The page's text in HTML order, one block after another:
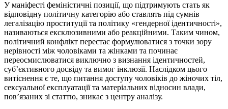
У маніфесті феміністичні позиції, що підтримують стать як
відповідну політичну категорію або ставлять під сумнів
легалізацію проституції та політику «гендерної ідентичності»,
називаються ексклюзивними або реакційними. Таким чином,
політичний конфлікт перестає формулюватися з точки зору
нерівності між чоловіками та жінками та починає
переосмислюватися виключно з визнання ідентичностей,
суб’єктивного досвіду та вимог інклюзії. Наслідком цього
витіснення є те, що питання доступу чоловіків до жіночих тіл,
сексуальної експлуатації та матеріальних відносин влади,
пов’язаних зі статтю, зникає з центру аналізу.